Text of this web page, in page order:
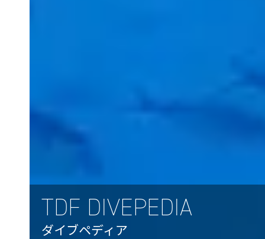
TDF DIVEPEDIA
ダイブペディア